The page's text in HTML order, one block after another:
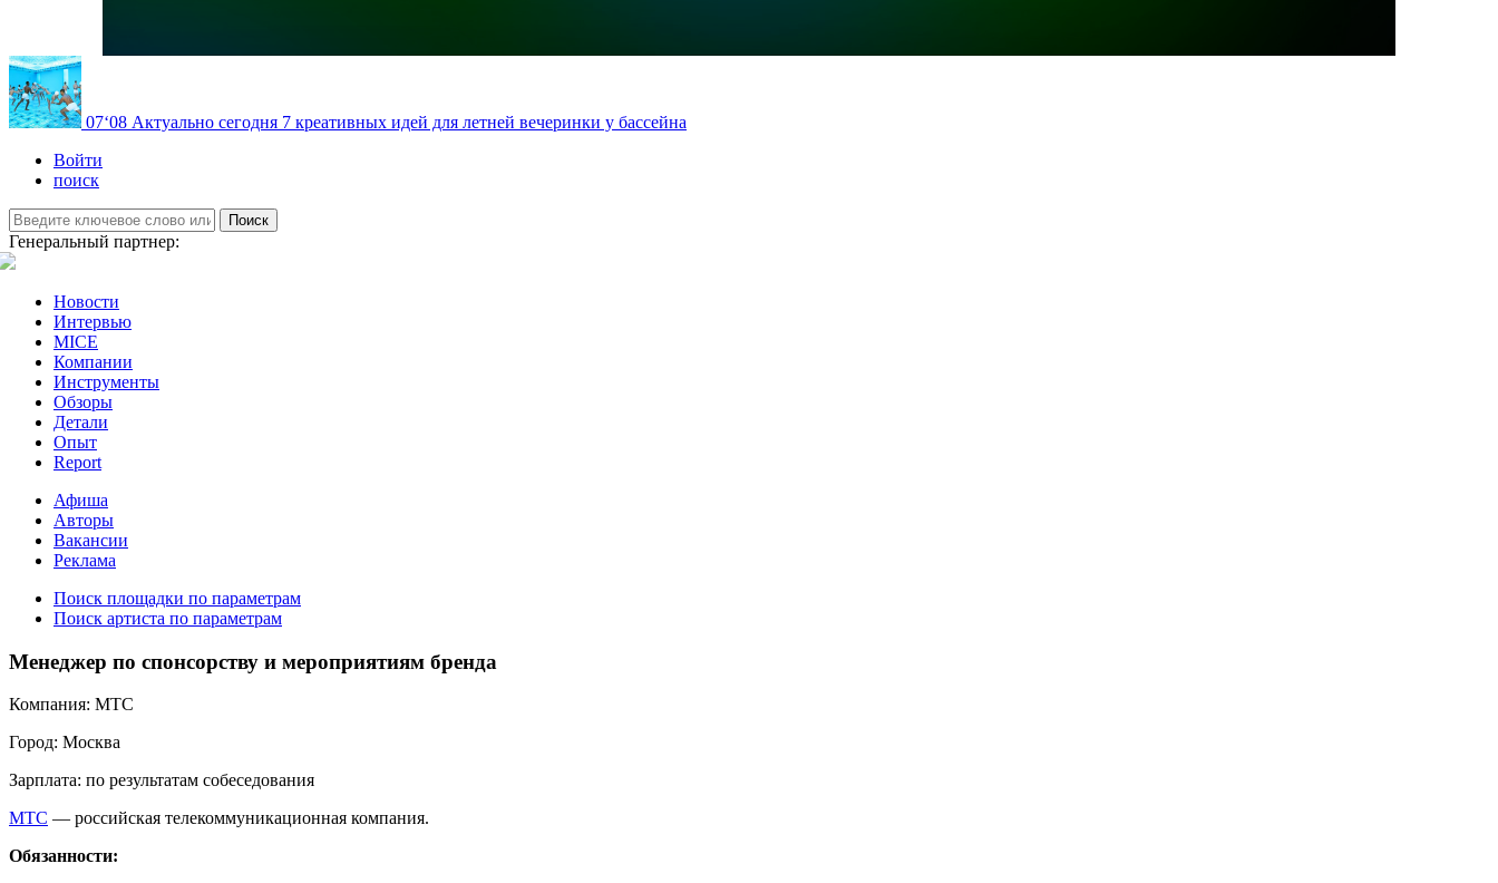
07‘08 Актуально сегодня 7 креативных идей для летней вечеринки у бассейна
Войти
поиск
Поиск
Генеральный партнер:
Новости
Интервью
MICE
Компании
Инструменты
Обзоры
Детали
Опыт
Report
Афиша
Авторы
Вакансии
Реклама
Поиск площадки по параметрам
Поиск артиста по параметрам
Менеджер по спонсорству и мероприятиям бренда
Компания: МТС
Город: Москва
Зарплата: по результатам собеседования
МТС — российская телекоммуникационная компания.
Обязанности: